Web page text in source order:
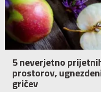
5 neverjetno
prostorov,
gričev